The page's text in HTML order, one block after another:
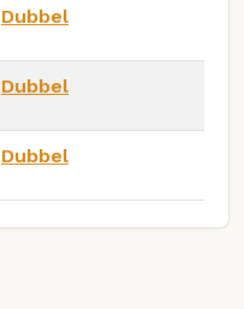
Dubbel
Dubbel
Dubbel